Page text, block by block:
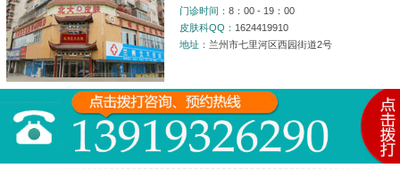
门诊时间：8：00 - 19：00
皮肤科QQ： 1624419910
地址： 兰州市七里河区西园街道2号